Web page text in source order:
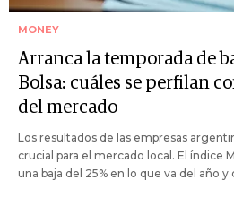
MONEY
Arranca la temporada de
Bolsa: cuáles se perfilan
del mercado
Los resultados de las empresas
crucial para el mercado local. El índice
una baja del 25% en lo que va del año